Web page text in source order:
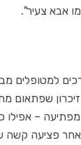
אבא צעיר".
למטופלים
שפתאום
– אפילו
לאחר פציעה